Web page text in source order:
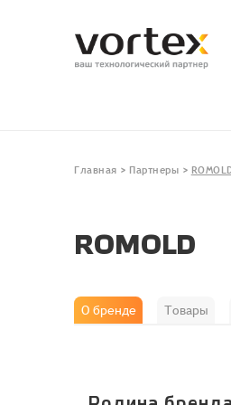
Главная > Партнеры >
ROMOLD
О бренде Товары